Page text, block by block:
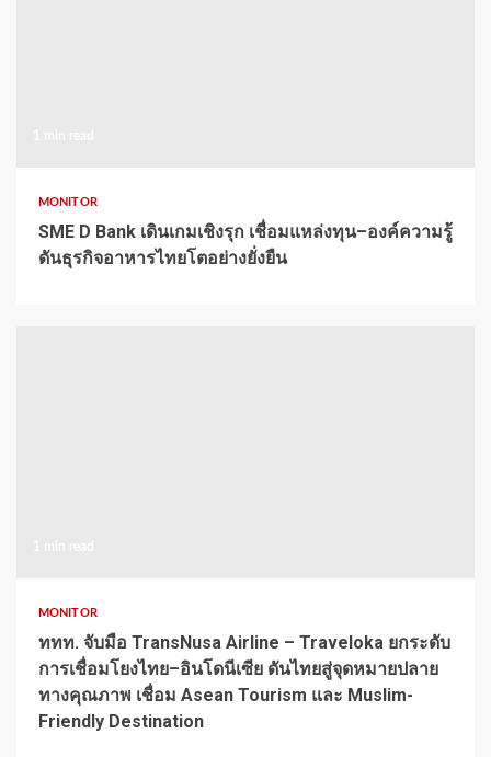
MONITOR
SME D Bank เดินเกมเชิงรุก เชื่อมแหล่งทุน–องค์ความรู้
ดันธุรกิจอาหารไทยโตอย่างยั่งยืน
MONITOR
ททท. จับมือ TransNusa Airline – Traveloka ยกระดับ
การเชื่อมโยงไทย–อินโดนีเซีย ดันไทยสู่จุดหมายปลาย
ทางคุณภาพ เชื่อม Asean Tourism และ Muslim-
Friendly Destination